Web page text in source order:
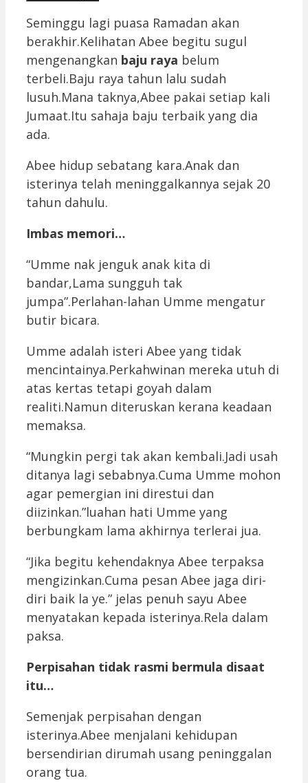
Seminggu lagi puasa Ramadan akan
berakhir.Kelihatan Abee begitu sugul
mengenangkan baju raya belum
terbeli.Baju raya tahun lalu sudah
lusuh.Mana taknya,Abee pakai setiap kali
Jumaat.Itu sahaja baju terbaik yang dia
ada.
Abee hidup sebatang kara.Anak dan
isterinya telah meninggalkannya sejak 20
tahun dahulu.
Imbas memori…
“Umme nak jenguk anak kita di
bandar,Lama sungguh tak
jumpa”.Perlahan-lahan Umme mengatur
butir bicara.
Umme adalah isteri Abee yang tidak
mencintainya.Perkahwinan mereka utuh di
atas kertas tetapi goyah dalam
realiti.Namun diteruskan kerana keadaan
memaksa.
“Mungkin pergi tak akan kembali.Jadi usah
ditanya lagi sebabnya.Cuma Umme mohon
agar pemergian ini direstui dan
diizinkan.”luahan hati Umme yang
berbungkam lama akhirnya terlerai jua.
“Jika begitu kehendaknya Abee terpaksa
mengizinkan.Cuma pesan Abee jaga diri-
diri baik la ye.” jelas penuh sayu Abee
menyatakan kepada isterinya.Rela dalam
paksa.
Perpisahan tidak rasmi bermula disaat
itu…
Semenjak perpisahan dengan
isterinya.Abee menjalani kehidupan
bersendirian dirumah usang peninggalan
orang tua.